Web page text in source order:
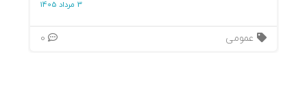
3 مرداد 1405
عمومی